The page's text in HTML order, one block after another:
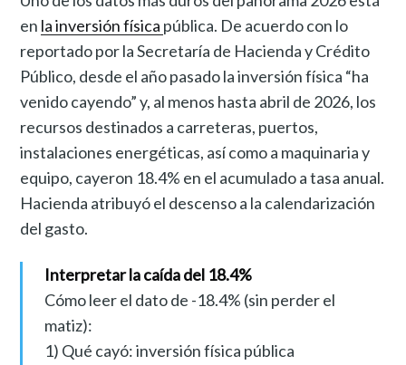
en la inversión física pública. De acuerdo con lo
reportado por la Secretaría de Hacienda y Crédito
Público, desde el año pasado la inversión física “ha
venido cayendo” y, al menos hasta abril de 2026, los
recursos destinados a carreteras, puertos,
instalaciones energéticas, así como a maquinaria y
equipo, cayeron 18.4% en el acumulado a tasa anual.
Hacienda atribuyó el descenso a la calendarización
del gasto.
Interpretar la caída del 18.4%
Cómo leer el dato de -18.4% (sin perder el
matiz):
1) Qué cayó: inversión física pública